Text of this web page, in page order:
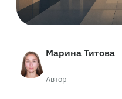
Марина Титова
Автор